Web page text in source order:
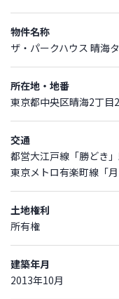
物件名称
ザ・パークハウス 晴海
所在地・地番
東京都中央区晴海2丁目
交通
都営大江戸線「勝どき
東京メトロ有楽町線「
土地権利
所有権
建築年月
2013年10月